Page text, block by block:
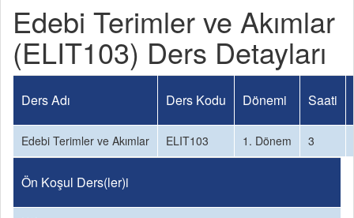
Edebi Terimler ve Akımlar
(ELIT103) Ders Detayları
Ders Adı Ders Kodu Dönemi Saati
Edebi Terimler ve Akımlar ELIT103 1. Dönem 3
Ön Koşul Ders(ler)i